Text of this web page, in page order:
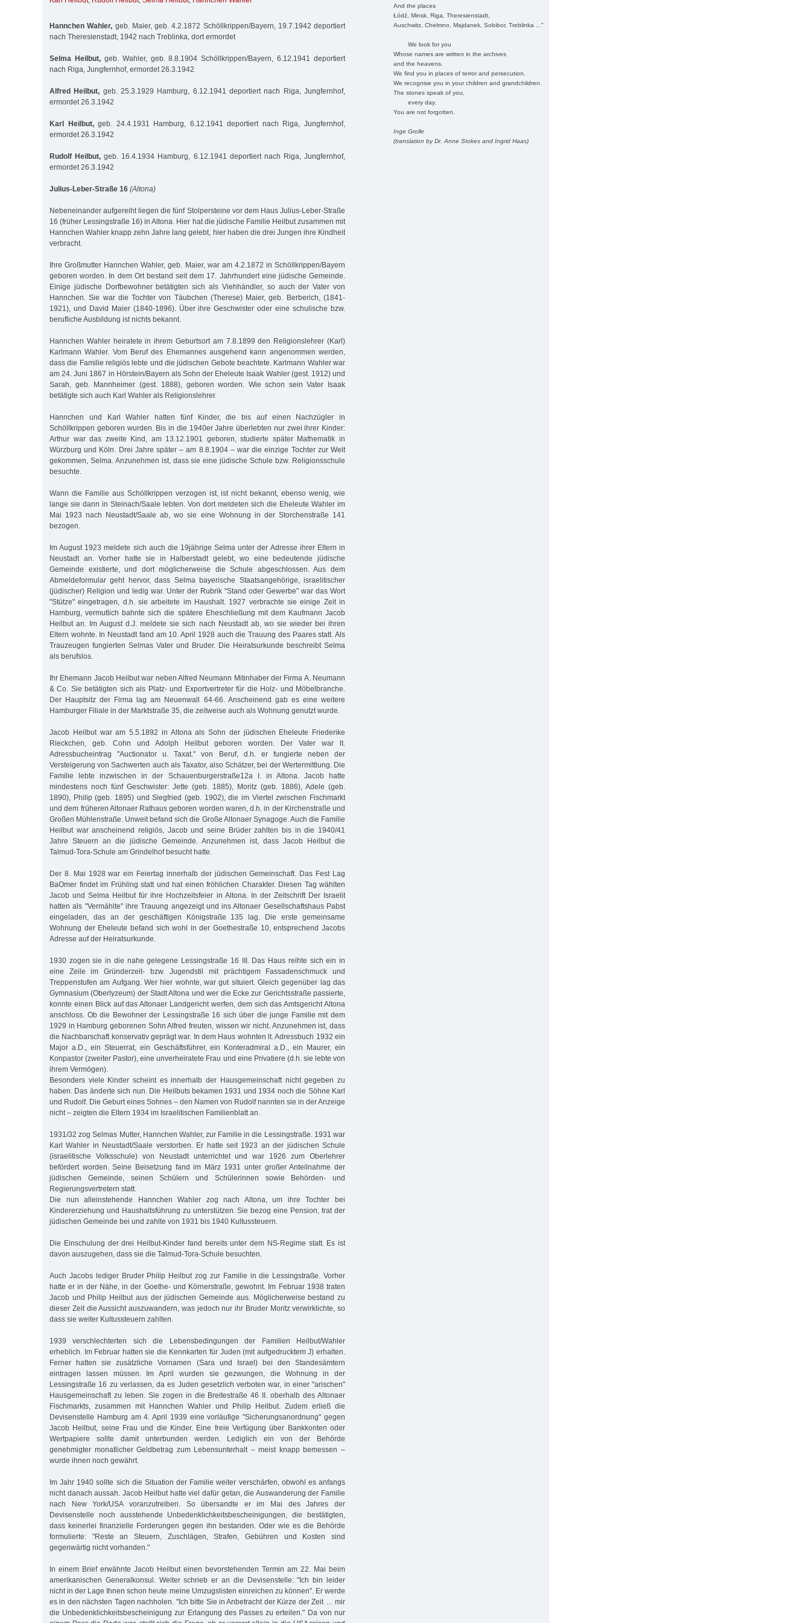
And the places
Łódź, Minsk, Riga, Theresienstadt,
Auschwitz, Chelmno, Majdanek, Sobibor, Treblinka ..."
We look for you
Whose names are written in the archives
and the heavens.
We find you in places of terror and persecution.
We recognise you in your children and grandchildren.
The stones speak of you,
every day.
You are not forgotten.
Inge Grolle
(translation by Dr. Anne Stokes and Ingrid Haas)
Hannchen Wahler, geb. Maier, geb. 4.2.1872 Schöllkrippen/Bayern, 19.7.1942 deportiert
nach Theresienstadt, 1942 nach Treblinka, dort ermordet
Selma Heilbut,geb. Wahler, geb. 8.8.1904 Schöllkrippen/Bayern, 6.12.1941 deportiert
nach Riga, Jungfernhof, ermordet 26.3.1942
Alfred Heilbut, geb. 25.3.1929 Hamburg, 6.12.1941 deportiert nach Riga, Jungfernhof,
ermordet 26.3.1942
Karl Heilbut,geb. 24.4.1931 Hamburg, 6.12.1941 deportiert nach Riga, Jungfernhof,
ermordet 26.3.1942
Rudolf Heilbut, geb. 16.4.1934 Hamburg, 6.12.1941 deportiert nach Riga, Jungfernhof,
ermordet 26.3.1942
Julius-Leber-Straße 16 (Altona)
Nebeneinander aufgereiht liegen die fünf Stolpersteine vor dem Haus Julius-Leber-Straße
16 (früher Lessingstraße 16) in Altona. Hier hat die jüdische Familie Heilbut zusammen mit
Hannchen Wahler knapp zehn Jahre lang gelebt, hier haben die drei Jungen ihre Kindheit
verbracht.
Ihre Großmutter Hannchen Wahler, geb. Maier, war am 4.2.1872 in Schöllkrippen/Bayern
geboren worden. In dem Ort bestand seit dem 17. Jahrhundert eine jüdische Gemeinde.
Einige jüdische Dorfbewohner betätigten sich als Viehhändler, so auch der Vater von
Hannchen. Sie war die Tochter von Täubchen (Therese) Maier, geb. Berberich, (1841-
1921), und David Maier (1840-1896). Über ihre Geschwister oder eine schulische bzw.
berufliche Ausbildung ist nichts bekannt.
Hannchen Wahler heiratete in ihrem Geburtsort am 7.8.1899 den Religionslehrer (Karl)
Karlmann Wahler. Vom Beruf des Ehemannes ausgehend kann angenommen werden,
dass die Familie religiös lebte und die jüdischen Gebote beachtete. Karlmann Wahler war
am 24. Juni 1867 in Hörstein/Bayern als Sohn der Eheleute Isaak Wahler (gest. 1912) und
Sarah, geb. Mannheimer (gest. 1888), geboren worden. Wie schon sein Vater Isaak
betätigte sich auch Karl Wahler als Religionslehrer.
Hannchen und Karl Wahler hatten fünf Kinder, die bis auf einen Nachzügler in
Schöllkrippen geboren wurden. Bis in die 1940er Jahre überlebten nur zwei ihrer Kinder:
Arthur war das zweite Kind, am 13.12.1901 geboren, studierte später Mathematik in
Würzburg und Köln. Drei Jahre später – am 8.8.1904 – war die einzige Tochter zur Welt
gekommen, Selma. Anzunehmen ist, dass sie eine jüdische Schule bzw. Religionsschule
besuchte.
Wann die Familie aus Schöllkrippen verzogen ist, ist nicht bekannt, ebenso wenig, wie
lange sie dann in Steinach/Saale lebten. Von dort meldeten sich die Eheleute Wahler im
Mai 1923 nach Neustadt/Saale ab, wo sie eine Wohnung in der Storchenstraße 141
bezogen.
Im August 1923 meldete sich auch die 19jährige Selma unter der Adresse ihrer Eltern in
Neustadt an. Vorher hatte sie in Halberstadt gelebt, wo eine bedeutende jüdische
Gemeinde existierte, und dort möglicherweise die Schule abgeschlossen. Aus dem
Abmeldeformular geht hervor, dass Selma bayerische Staatsangehörige, israelitischer
(jüdischer) Religion und ledig war. Unter der Rubrik "Stand oder Gewerbe" war das Wort
"Stütze" eingetragen, d.h. sie arbeitete im Haushalt. 1927 verbrachte sie einige Zeit in
Hamburg, vermutlich bahnte sich die spätere Eheschließung mit dem Kaufmann Jacob
Heilbut an. Im August d.J. meldete sie sich nach Neustadt ab, wo sie wieder bei ihren
Eltern wohnte. In Neustadt fand am 10. April 1928 auch die Trauung des Paares statt. Als
Trauzeugen fungierten Selmas Vater und Bruder. Die Heiratsurkunde beschreibt Selma
als berufslos.
Ihr Ehemann Jacob Heilbut war neben Alfred Neumann Mitinhaber der Firma A. Neumann
& Co. Sie betätigten sich als Platz- und Exportvertreter für die Holz- und Möbelbranche.
Der Hauptsitz der Firma lag am Neuenwall 64-66. Anscheinend gab es eine weitere
Hamburger Filiale in der Marktstraße 35, die zeitweise auch als Wohnung genutzt wurde.
Jacob Heilbut war am 5.5.1892 in Altona als Sohn der jüdischen Eheleute Friederike
Rieckchen, geb. Cohn und Adolph Heilbut geboren worden. Der Vater war lt.
Adressbucheintrag "Auctionator u. Taxat." von Beruf, d.h. er fungierte neben der
Versteigerung von Sachwerten auch als Taxator, also Schätzer, bei der Wertermittlung. Die
Familie lebte inzwischen in der Schauenburgerstraße12a I. in Altona. Jacob hatte
mindestens noch fünf Geschwister: Jette (geb. 1885), Moritz (geb. 1886), Adele (geb.
1890), Philip (geb. 1895) und Siegfried (geb. 1902), die im Viertel zwischen Fischmarkt
und dem früheren Altonaer Rathaus geboren worden waren, d.h. in der Kirchenstraße und
Großen Mühlenstraße. Unweit befand sich die Große Altonaer Synagoge. Auch die Familie
Heilbut war anscheinend religiös, Jacob und seine Brüder zahlten bis in die 1940/41
Jahre Steuern an die jüdische Gemeinde. Anzunehmen ist, dass Jacob Heilbut die
Talmud-Tora-Schule am Grindelhof besucht hatte.
Der 8. Mai 1928 war ein Feiertag innerhalb der jüdischen Gemeinschaft. Das Fest Lag
BaOmer findet im Frühling statt und hat einen fröhlichen Charakter. Diesen Tag wählten
Jacob und Selma Heilbut für ihre Hochzeitsfeier in Altona. In der Zeitschrift Der Israelit
hatten als "Vermählte" ihre Trauung angezeigt und ins Altonaer Gesellschaftshaus Pabst
eingeladen, das an der geschäftigen Königstraße 135 lag. Die erste gemeinsame
Wohnung der Eheleute befand sich wohl in der Goethestraße 10, entsprechend Jacobs
Adresse auf der Heiratsurkunde.
1930 zogen sie in die nahe gelegene Lessingstraße 16 III. Das Haus reihte sich ein in
eine Zeile im Gründerzeit- bzw. Jugendstil mit prächtigem Fassadenschmuck und
Treppenstufen am Aufgang. Wer hier wohnte, war gut situiert. Gleich gegenüber lag das
Gymnasium (Oberlyzeum) der Stadt Altona und wer die Ecke zur Gerichtsstraße passierte,
konnte einen Blick auf das Altonaer Landgericht werfen, dem sich das Amtsgericht Altona
anschloss. Ob die Bewohner der Lessingstraße 16 sich über die junge Familie mit dem
1929 in Hamburg geborenen Sohn Alfred freuten, wissen wir nicht. Anzunehmen ist, dass
die Nachbarschaft konservativ geprägt war. In dem Haus wohnten lt. Adressbuch 1932 ein
Major a.D., ein Steuerrat, ein Geschäftsführer, ein Konteradmiral a.D., ein Maurer, ein
Konpastor (zweiter Pastor), eine unverheiratete Frau und eine Privatiere (d.h. sie lebte von
ihrem Vermögen).
Besonders viele Kinder scheint es innerhalb der Hausgemeinschaft nicht gegeben zu
haben. Das änderte sich nun. Die Heilbuts bekamen 1931 und 1934 noch die Söhne Karl
und Rudolf. Die Geburt eines Sohnes – den Namen von Rudolf nannten sie in der Anzeige
nicht – zeigten die Eltern 1934 im Israelitischen Familienblatt an.
1931/32 zog Selmas Mutter, Hannchen Wahler, zur Familie in die Lessingstraße. 1931 war
Karl Wahler in Neustadt/Saale verstorben. Er hatte seit 1923 an der jüdischen Schule
(israelitische Volksschule) von Neustadt unterrichtet und war 1926 zum Oberlehrer
befördert worden. Seine Beisetzung fand im März 1931 unter großer Anteilnahme der
jüdischen Gemeinde, seinen Schülern und Schülerinnen sowie Behörden- und
Regierungsvertretern statt.
Die nun alleinstehende Hannchen Wahler zog nach Altona, um ihre Tochter bei
Kindererziehung und Haushaltsführung zu unterstützen. Sie bezog eine Pension, trat der
jüdischen Gemeinde bei und zahlte von 1931 bis 1940 Kultussteuern.
Die Einschulung der drei Heilbut-Kinder fand bereits unter dem NS-Regime statt. Es ist
davon auszugehen, dass sie die Talmud-Tora-Schule besuchten.
Auch Jacobs lediger Bruder Philip Heilbut zog zur Familie in die Lessingstraße. Vorher
hatte er in der Nähe, in der Goethe- und Körnerstraße, gewohnt. Im Februar 1938 traten
Jacob und Philip Heilbut aus der jüdischen Gemeinde aus. Möglicherweise bestand zu
dieser Zeit die Aussicht auszuwandern, was jedoch nur ihr Bruder Moritz verwirklichte, so
dass sie weiter Kultussteuern zahlten.
1939 verschlechterten sich die Lebensbedingungen der Familien Heilbut/Wahler
erheblich. Im Februar hatten sie die Kennkarten für Juden (mit aufgedrucktem J) erhalten.
Ferner hatten sie zusätzliche Vornamen (Sara und Israel) bei den Standesämtern
eintragen lassen müssen. Im April wurden sie gezwungen, die Wohnung in der
Lessingstraße 16 zu verlassen, da es Juden gesetzlich verboten war, in einer "arischen"
Hausgemeinschaft zu leben. Sie zogen in die Breitestraße 46 II. oberhalb des Altonaer
Fischmarkts, zusammen mit Hannchen Wahler und Philip Heilbut. Zudem erließ die
Devisenstelle Hamburg am 4. April 1939 eine vorläufige "Sicherungsanordnung" gegen
Jacob Heilbut, seine Frau und die Kinder. Eine freie Verfügung über Bankkonten oder
Wertpapiere sollte damit unterbunden werden. Lediglich ein von der Behörde
genehmigter monatlicher Geldbetrag zum Lebensunterhalt – meist knapp bemessen –
wurde ihnen noch gewährt.
Im Jahr 1940 sollte sich die Situation der Familie weiter verschärfen, obwohl es anfangs
nicht danach aussah. Jacob Heilbut hatte viel dafür getan, die Auswanderung der Familie
nach New York/USA voranzutreiben. So übersandte er im Mai des Jahres der
Devisenstelle noch ausstehende Unbedenklichkeitsbescheinigungen, die bestätigten,
dass keinerlei finanzielle Forderungen gegen ihn bestanden. Oder wie es die Behörde
formulierte: "Reste an Steuern, Zuschlägen, Strafen, Gebühren und Kosten sind
gegenwärtig nicht vorhanden."
In einem Brief erwähnte Jacob Heilbut einen bevorstehenden Termin am 22. Mai beim
amerikanischen Generalkonsul. Weiter schrieb er an die Devisenstelle: "Ich bin leider
nicht in der Lage Ihnen schon heute meine Umzugslisten einreichen zu können". Er werde
es in den nächsten Tagen nachholen. "Ich bitte Sie in Anbetracht der Kürze der Zeit … mir
die Unbedenklichkeitsbescheinigung zur Erlangung des Passes zu erteilen." Da von nur